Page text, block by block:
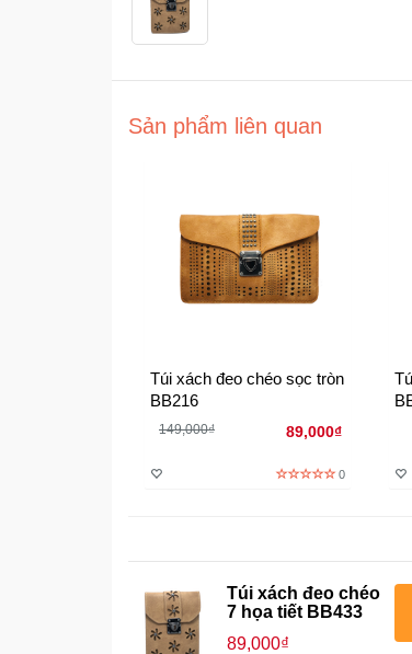
Sản phẩm liên quan
Túi xách đeo chéo sọc tròn
BB216
149,000₫ 89,000₫
0
Túi xách đeo chéo
7 họa tiết BB433
89,000₫